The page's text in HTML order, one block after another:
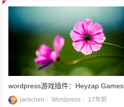
wordpress游戏插件：Heyzap Games
jackchen Wordpress
17年前